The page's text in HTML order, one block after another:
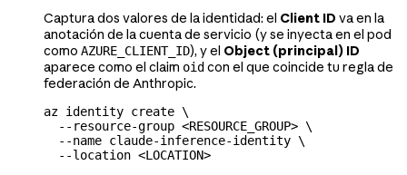
Captura dos valores de la identidad: el Client ID va en la
anotación de la cuenta de servicio (y se inyecta en el pod
como AZURE_CLIENT_ID), y el Object (principal) ID
aparece como el claim oid con el que coincide tu regla de
federación de Anthropic.
az identity create \
  --resource-group
<RESOURCE_GROUP> \
  --name
claude-inference-identity \
  --location
<LOCATION>